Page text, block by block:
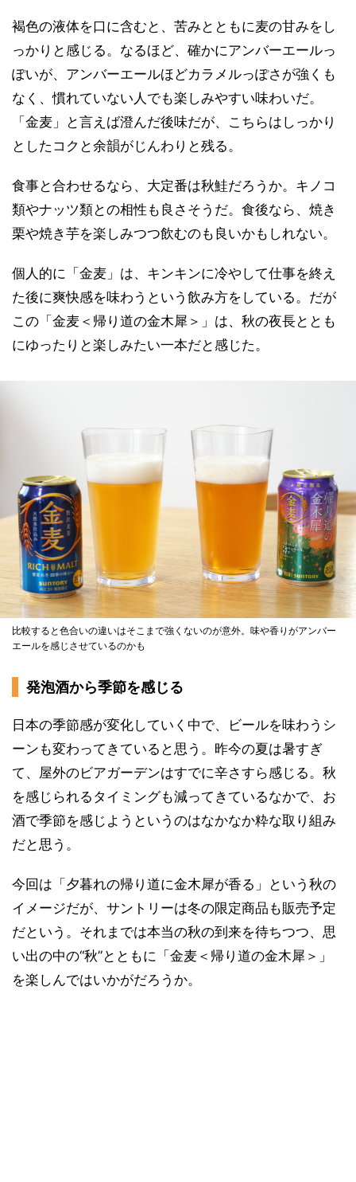
褐色の液体を口に含むと、苦みとともに麦の甘みをし
っかりと感じる。なるほど、確かにアンバーエールっ
ぽいが、アンバーエールほどカラメルっぽさが強くも
なく、慣れていない人でも楽しみやすい味わいだ。
「金麦」と言えば澄んだ後味だが、こちらはしっかり
としたコクと余韻がじんわりと残る。
食事と合わせるなら、大定番は秋鮭だろうか。キノコ
類やナッツ類との相性も良さそうだ。食後なら、焼き
栗や焼き芋を楽しみつつ飲むのも良いかもしれない。
個人的に「金麦」は、キンキンに冷やして仕事を終え
た後に爽快感を味わうという飲み方をしている。だが
この「金麦＜帰り道の金木犀＞」は、秋の夜長ととも
にゆったりと楽しみたい一本だと感じた。
比較すると色合いの違いはそこまで強くないのが意外。味や香りがアンバー
エールを感じさせているのかも
発泡酒から季節を感じる
日本の季節感が変化していく中で、ビールを味わうシ
ーンも変わってきていると思う。昨今の夏は暑すぎ
て、屋外のビアガーデンはすでに辛さすら感じる。秋
を感じられるタイミングも減ってきているなかで、お
酒で季節を感じようというのはなかなか粋な取り組み
だと思う。
今回は「夕暮れの帰り道に金木犀が香る」という秋の
イメージだが、サントリーは冬の限定商品も販売予定
だという。それまでは本当の秋の到来を待ちつつ、思
い出の中の“秋”とともに「金麦＜帰り道の金木犀＞」
を楽しんではいかがだろうか。